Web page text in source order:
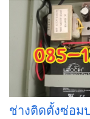
ช่างติดตั้งซ่อม